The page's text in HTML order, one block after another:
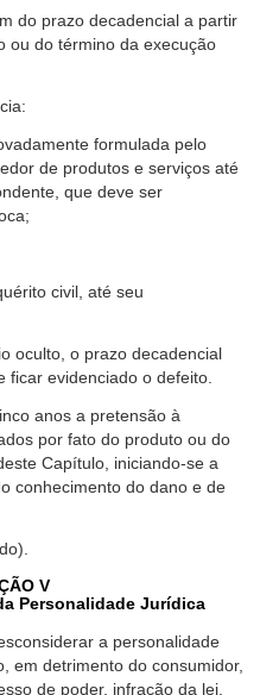
do prazo decadencial a partir
ou do término da execução
formulada pelo
de produtos e serviços até
que deve ser
civil, até seu
oculto, o prazo decadencial
ficar evidenciado o defeito.
anos a pretensão à
por fato do produto ou do
Capítulo, iniciando-se a
conhecimento do dano e de
V
Personalidade Jurídica
a personalidade
em detrimento do consumidor,
de poder, infração da lei,